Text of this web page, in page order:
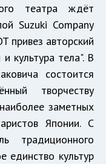
театра ждёт
Suzuki Company
привез авторский
культура тела". В
состоится
творчеству
заметных
Японии. С
традиционного
единство культур